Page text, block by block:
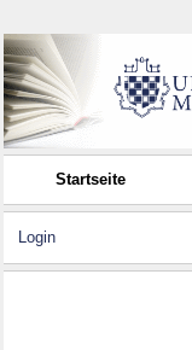
Startseite
Login